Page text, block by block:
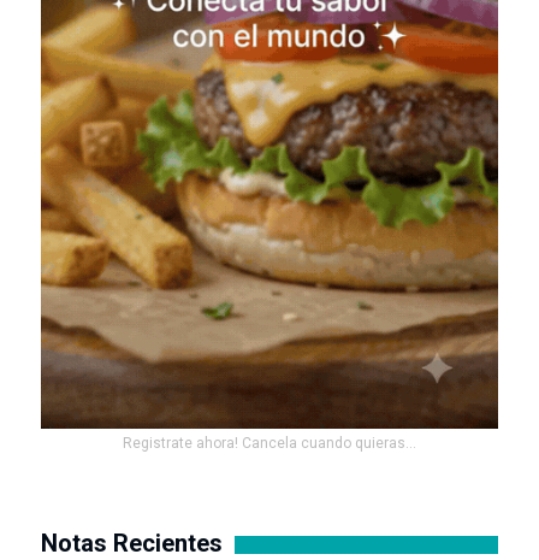
Registrate ahora! Cancela cuando quieras...
Notas Recientes